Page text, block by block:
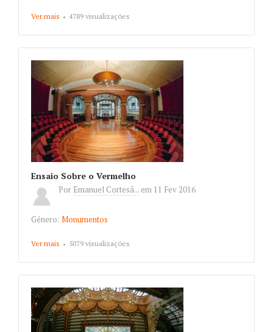
Ver mais about Íntima Distância
4789 visualizações
Ensaio Sobre o Vermelho
Por Emanuel Cortesã... em 11 Fev 2016
Género: Monumentos
Ver mais about Ensaio Sobre o Vermelho
5079 visualizações